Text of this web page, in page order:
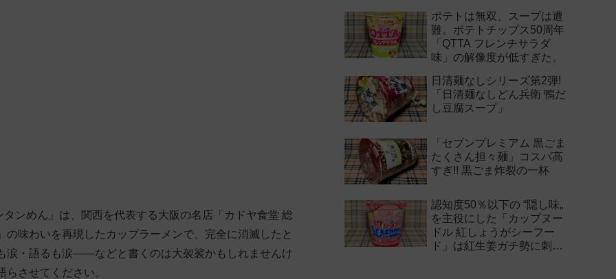
ンめん」は、関西を代表する大阪の名店「カドヤ食堂 総
味わいを再現したカップラーメンで、完全に消滅したと
涙・語るも涙——などと書くのは大袈裟かもしれませんけ
させてください。
作まとめ！
ポテトは無双、スープは遭
難。ポテトチップス50周年
「QTTA フレンチサラダ
味」の解像度が低すぎた。
日清麺なしシリーズ第2弾!
「日清麺なしどん兵衛 鴨だ
し豆腐スープ」
「セブンプレミアム 黒ごま
たくさん担々麺」コスパ高
すぎ!! 黒ごま炸裂の一杯
認知度50％以下の “隠し味„
を主役にした「カップヌー
ドル 紅しょうがシーフー
ド」は紅生姜ガチ勢に刺さ